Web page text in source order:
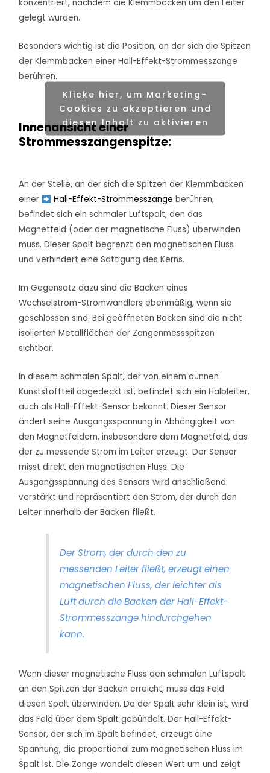
konzentriert, nachdem die Klemmbacken um den Leiter
gelegt wurden.
Besonders wichtig ist die Position, an der sich die Spitzen
der Klemmbacken einer Hall-Effekt-Strommesszange
berühren.
Klicke hier, um Marketing-
Cookies zu akzeptieren und
diesen Inhalt zu aktivieren
Innenansicht einer
Strommesszangenspitze:
An der Stelle, an der sich die Spitzen der Klemmbacken
einer
Hall-Effekt-Strommesszange berühren,
befindet sich ein schmaler Luftspalt, den das
Magnetfeld (oder der magnetische Fluss) überwinden
muss. Dieser Spalt begrenzt den magnetischen Fluss
und verhindert eine Sättigung des Kerns.
Im Gegensatz dazu sind die Backen eines
Wechselstrom-Stromwandlers ebenmäßig, wenn sie
geschlossen sind. Bei geöffneten Backen sind die nicht
isolierten Metallflächen der Zangenmessspitzen
sichtbar.
In diesem schmalen Spalt, der von einem dünnen
Kunststoffteil abgedeckt ist, befindet sich ein Halbleiter,
auch als Hall-Effekt-Sensor bekannt. Dieser Sensor
ändert seine Ausgangsspannung in Abhängigkeit von
den Magnetfeldern, insbesondere dem Magnetfeld, das
der zu messende Strom im Leiter erzeugt. Der Sensor
misst direkt den magnetischen Fluss. Die
Ausgangsspannung des Sensors wird anschließend
verstärkt und repräsentiert den Strom, der durch den
Leiter innerhalb der Backen fließt.
Der Strom, der durch den zu
messenden Leiter fließt, erzeugt einen
magnetischen Fluss, der leichter als
Luft durch die Backen der Hall-Effekt-
Strommesszange hindurchgehen
kann.
Wenn dieser magnetische Fluss den schmalen Luftspalt
an den Spitzen der Backen erreicht, muss das Feld
diesen Spalt überwinden. Da der Spalt sehr klein ist, wird
das Feld über dem Spalt gebündelt. Der Hall-Effekt-
Sensor, der sich im Spalt befindet, erzeugt eine
Spannung, die proportional zum magnetischen Fluss im
Spalt ist. Die Zange wandelt diesen Wert um und zeigt